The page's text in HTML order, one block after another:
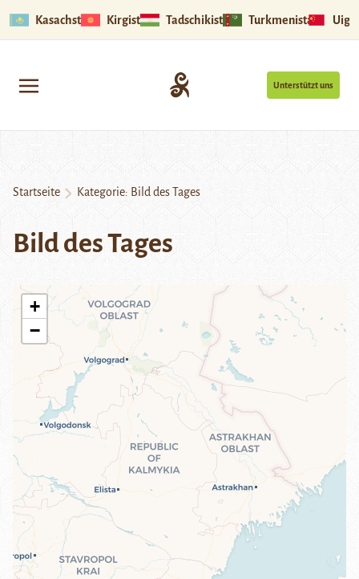
Kasachstan Kirgistan Tadschikistan Turkmenistan
Unterstützt uns
Startseite Kategorie: Bild des Tages
Bild des Tages
Travelers' Map wird geladen …
Wenn du dies siehst, nachdem deine
Seite vollständig geladen wurde,
fehlen leafletJS-Dateien.
+
−